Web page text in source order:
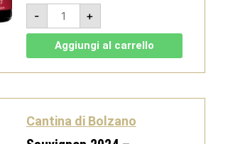
-
Cabernet
2024
-
Sudtirol
Alto
Adige
DOC
Bolzano
quantità
+
Aggiungi al carrello
Cantina di Bolzano